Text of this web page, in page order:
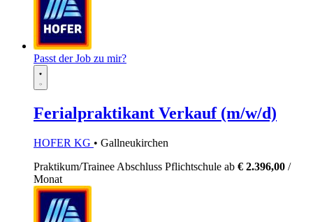
Passt der Job zu mir?
Ferialpraktikant Verkauf (m/w/d)
HOFER KG • Gallneukirchen
Praktikum/Trainee Abschluss Pflichtschule ab € 2.396,00 /
Monat